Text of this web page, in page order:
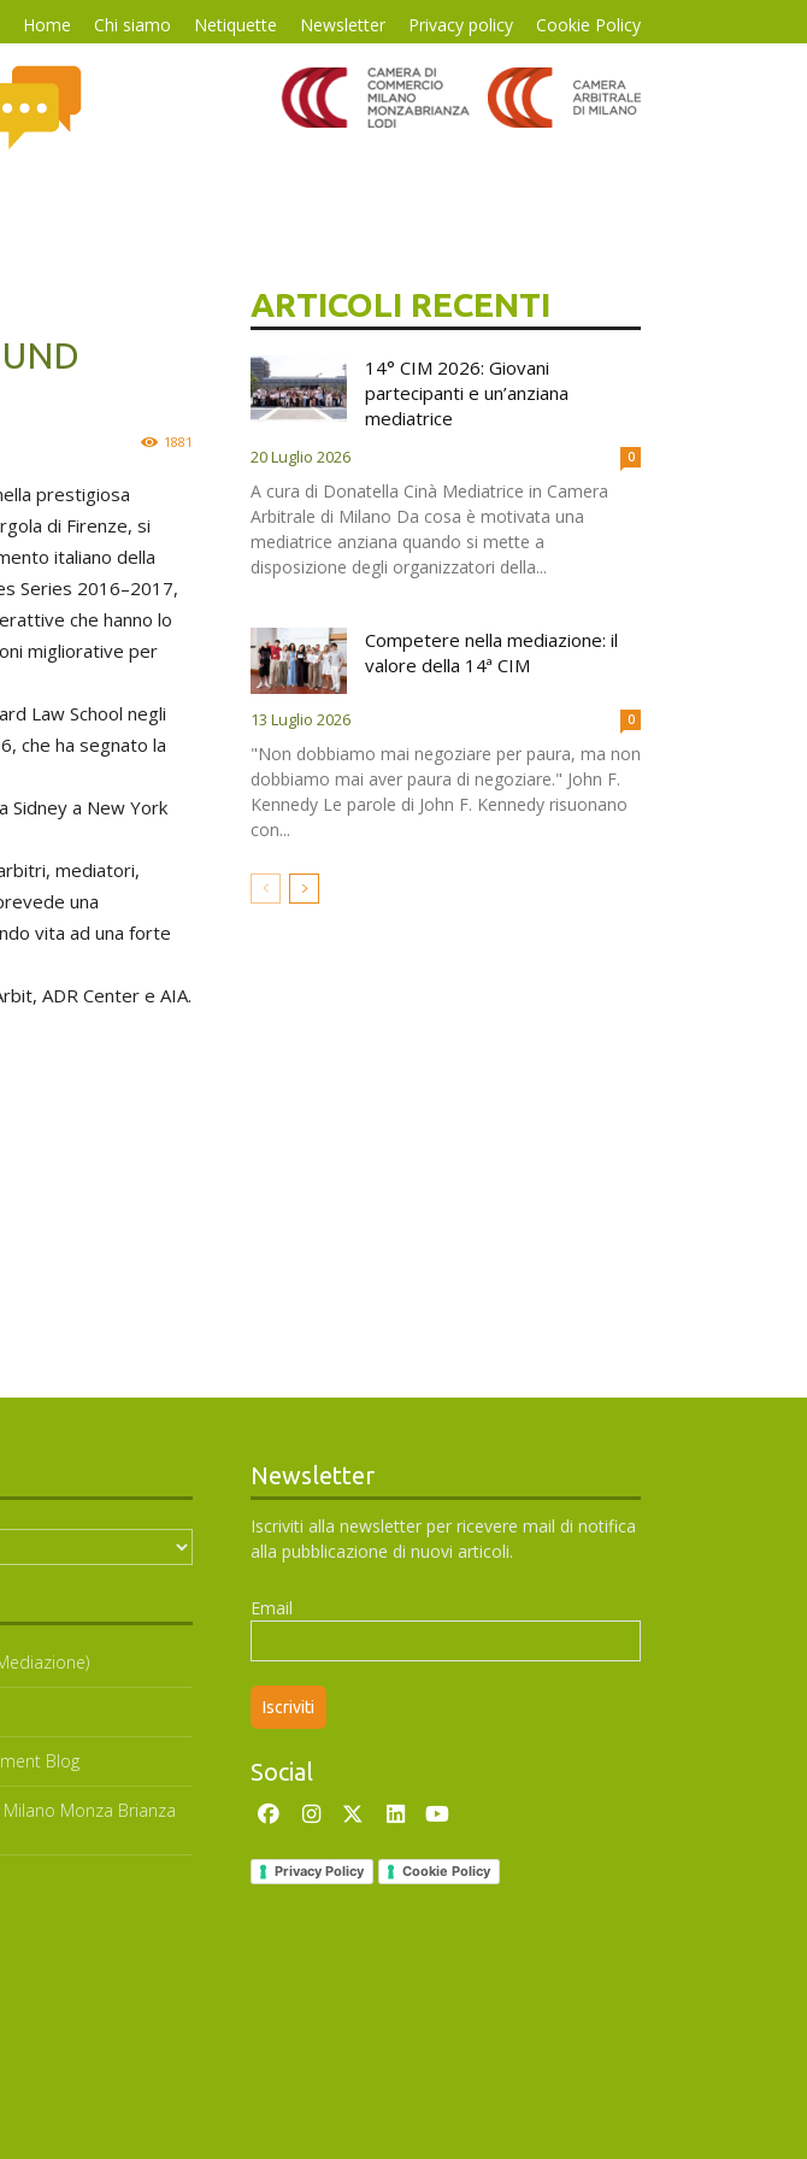
Home Chi siamo Netiquette Newsletter Privacy policy Cookie Policy
1881
prestigiosa
di Firenze, si
italiano della
Series 2016–2017,
che hanno lo
migliorative per
Law School negli
che ha segnato la
Sidney a New York
mediatori,
una
vita ad una forte
ADR Center e AIA.
ARTICOLI RECENTI
14° CIM 2026: Giovani
partecipanti e un’anziana
mediatrice
20 Luglio 2026 0
A cura di Donatella Cinà Mediatrice in Camera
Arbitrale di Milano Da cosa è motivata una
mediatrice anziana quando si mette a
disposizione degli organizzatori della...
Competere nella mediazione: il
valore della 14ª CIM
13 Luglio 2026 0
"Non dobbiamo mai negoziare per paura, ma non
dobbiamo mai aver paura di negoziare." John F.
Kennedy Le parole di John F. Kennedy risuonano
con...
Blog
Monza Brianza
Newsletter
Iscriviti alla newsletter per ricevere mail di notifica
alla pubblicazione di nuovi articoli.
Email
Social
Privacy Policy Cookie Policy